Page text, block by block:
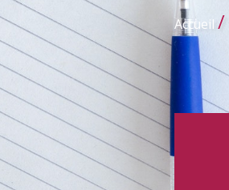
Accueil /